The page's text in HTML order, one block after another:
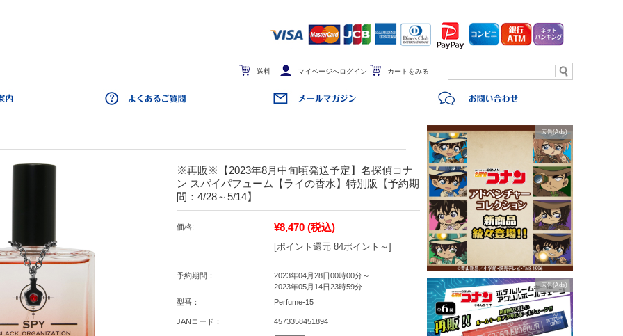
送料 マイページへログイン カートをみる
広告(Ads)
広告(Ads)
※再販※【2023年8月中旬頃発送予定】名探偵コナ
ン スパイパフューム【ライの香水】特別版【予約期
間：4/28～5/14】
価格: ¥8,470 (税込)
[ポイント還元 84ポイント～]
予約期間：
2023年04月28日00時00分～
2023年05月14日23時59分
型番：
Perfume-15
JANコード： 4573358451894